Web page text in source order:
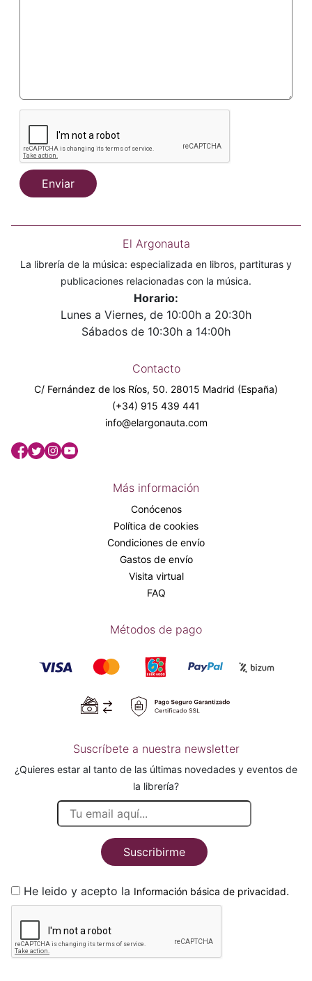
Enviar
El Argonauta
La librería de la música: especializada en libros, partituras y
publicaciones relacionadas con la música.
Horario:
Lunes a Viernes, de 10:00h a 20:30h
Sábados de 10:30h a 14:00h
Contacto
C/ Fernández de los Ríos, 50. 28015 Madrid (España)
(+34) 915 439 441
info@elargonauta.com
Más información
Conócenos
Política de cookies
Condiciones de envío
Gastos de envío
Visita virtual
FAQ
Métodos de pago
Suscríbete a nuestra newsletter
¿Quieres estar al tanto de las últimas novedades y eventos de
la librería?
Suscribirme
He leido y acepto la Información básica de privacidad.